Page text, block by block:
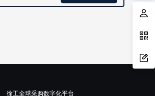
徐工全球采购数字化平台